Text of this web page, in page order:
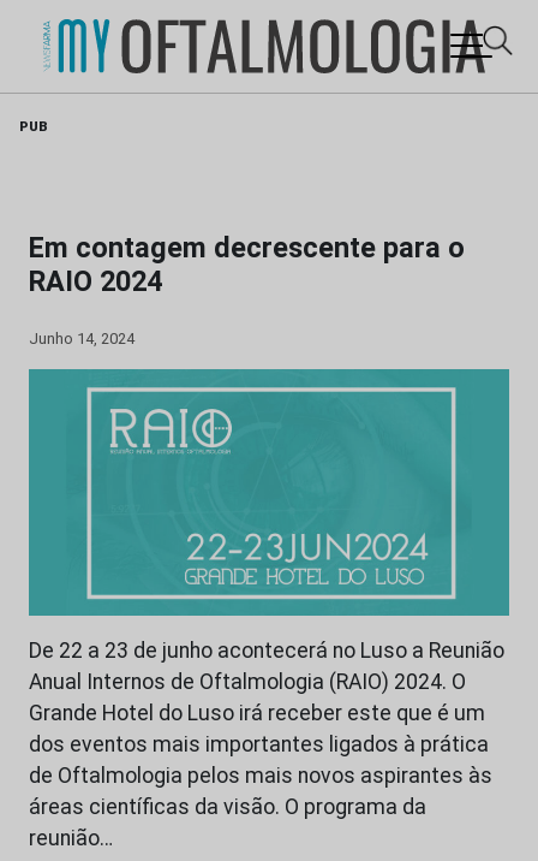
PUB
Em contagem decrescente para o
RAIO 2024
Junho 14, 2024
De 22 a 23 de junho acontecerá no Luso a Reunião
Anual Internos de Oftalmologia (RAIO) 2024. O
Grande Hotel do Luso irá receber este que é um
dos eventos mais importantes ligados à prática
de Oftalmologia pelos mais novos aspirantes às
áreas científicas da visão. O programa da
reunião…